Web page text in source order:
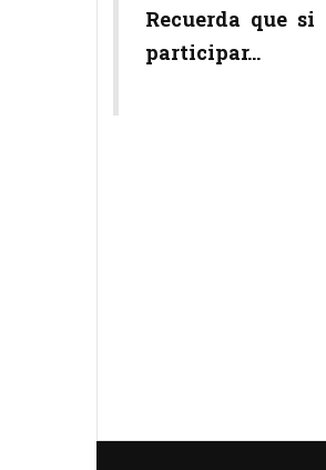
Recuerda que
participar...